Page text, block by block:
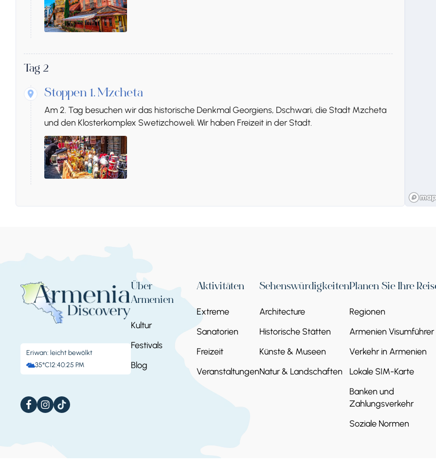
Tag 2
Stoppen 1. Mzcheta
Am 2. Tag besuchen wir das historische Denkmal Georgiens, Dschwari, die Stadt Mzcheta
und den Klosterkomplex Swetizchoweli. Wir haben Freizeit in der Stadt.
Eriwan: leicht bewölkt
35°C12:40:26 PM
Über
Armenien
Kultur
Festivals
Blog
Aktivitäten
Extreme
Sanatorien
Freizeit
Veranstaltungen
Sehenswürdigkeiten
Architecture
Historische Stätten
Künste & Museen
Natur & Landschaften
Planen Sie Ihre
Regionen
Armenien
Verkehr in Armenien
Lokale SIM-Karte
Banken und
Zahlungsverkehr
Soziale Normen